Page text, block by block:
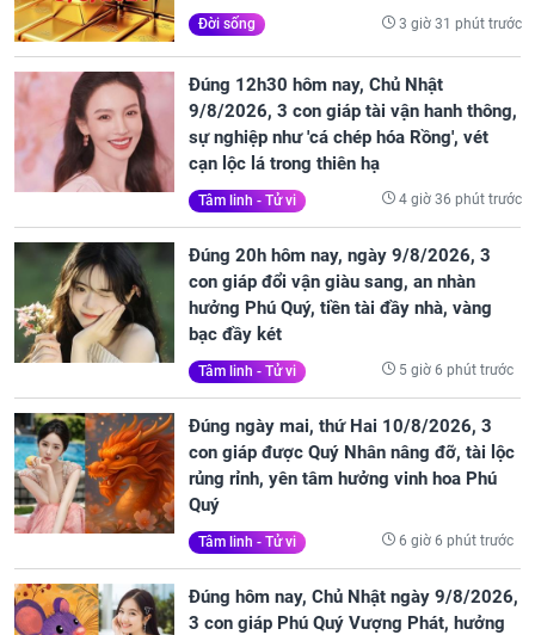
Đời sống 3 giờ 31 phút trước
Đúng 12h30 hôm nay, Chủ Nhật
9/8/2026, 3 con giáp tài vận hanh thông,
sự nghiệp như 'cá chép hóa Rồng', vét
cạn lộc lá trong thiên hạ
Tâm linh - Tử vi 4 giờ 36 phút trước
Đúng 20h hôm nay, ngày 9/8/2026, 3
con giáp đổi vận giàu sang, an nhàn
hưởng Phú Quý, tiền tài đầy nhà, vàng
bạc đầy két
Tâm linh - Tử vi 5 giờ 6 phút trước
Đúng ngày mai, thứ Hai 10/8/2026, 3
con giáp được Quý Nhân nâng đỡ, tài lộc
rủng rỉnh, yên tâm hưởng vinh hoa Phú
Quý
Tâm linh - Tử vi 6 giờ 6 phút trước
Đúng hôm nay, Chủ Nhật ngày 9/8/2026,
3 con giáp Phú Quý Vượng Phát, hưởng